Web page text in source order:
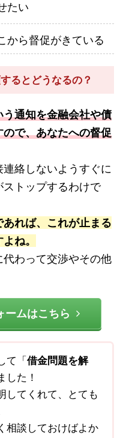
たい
から督促がきている
るとどうなるの？
通知を金融会社や債
で、あなたへの督促
絡しないようすぐに
トップするわけで
れば、これが止まる
ね。
わって交渉やその他
ームはこちら
て「 借金問題を解
した！
してくれて、とても
相談しておけばよか